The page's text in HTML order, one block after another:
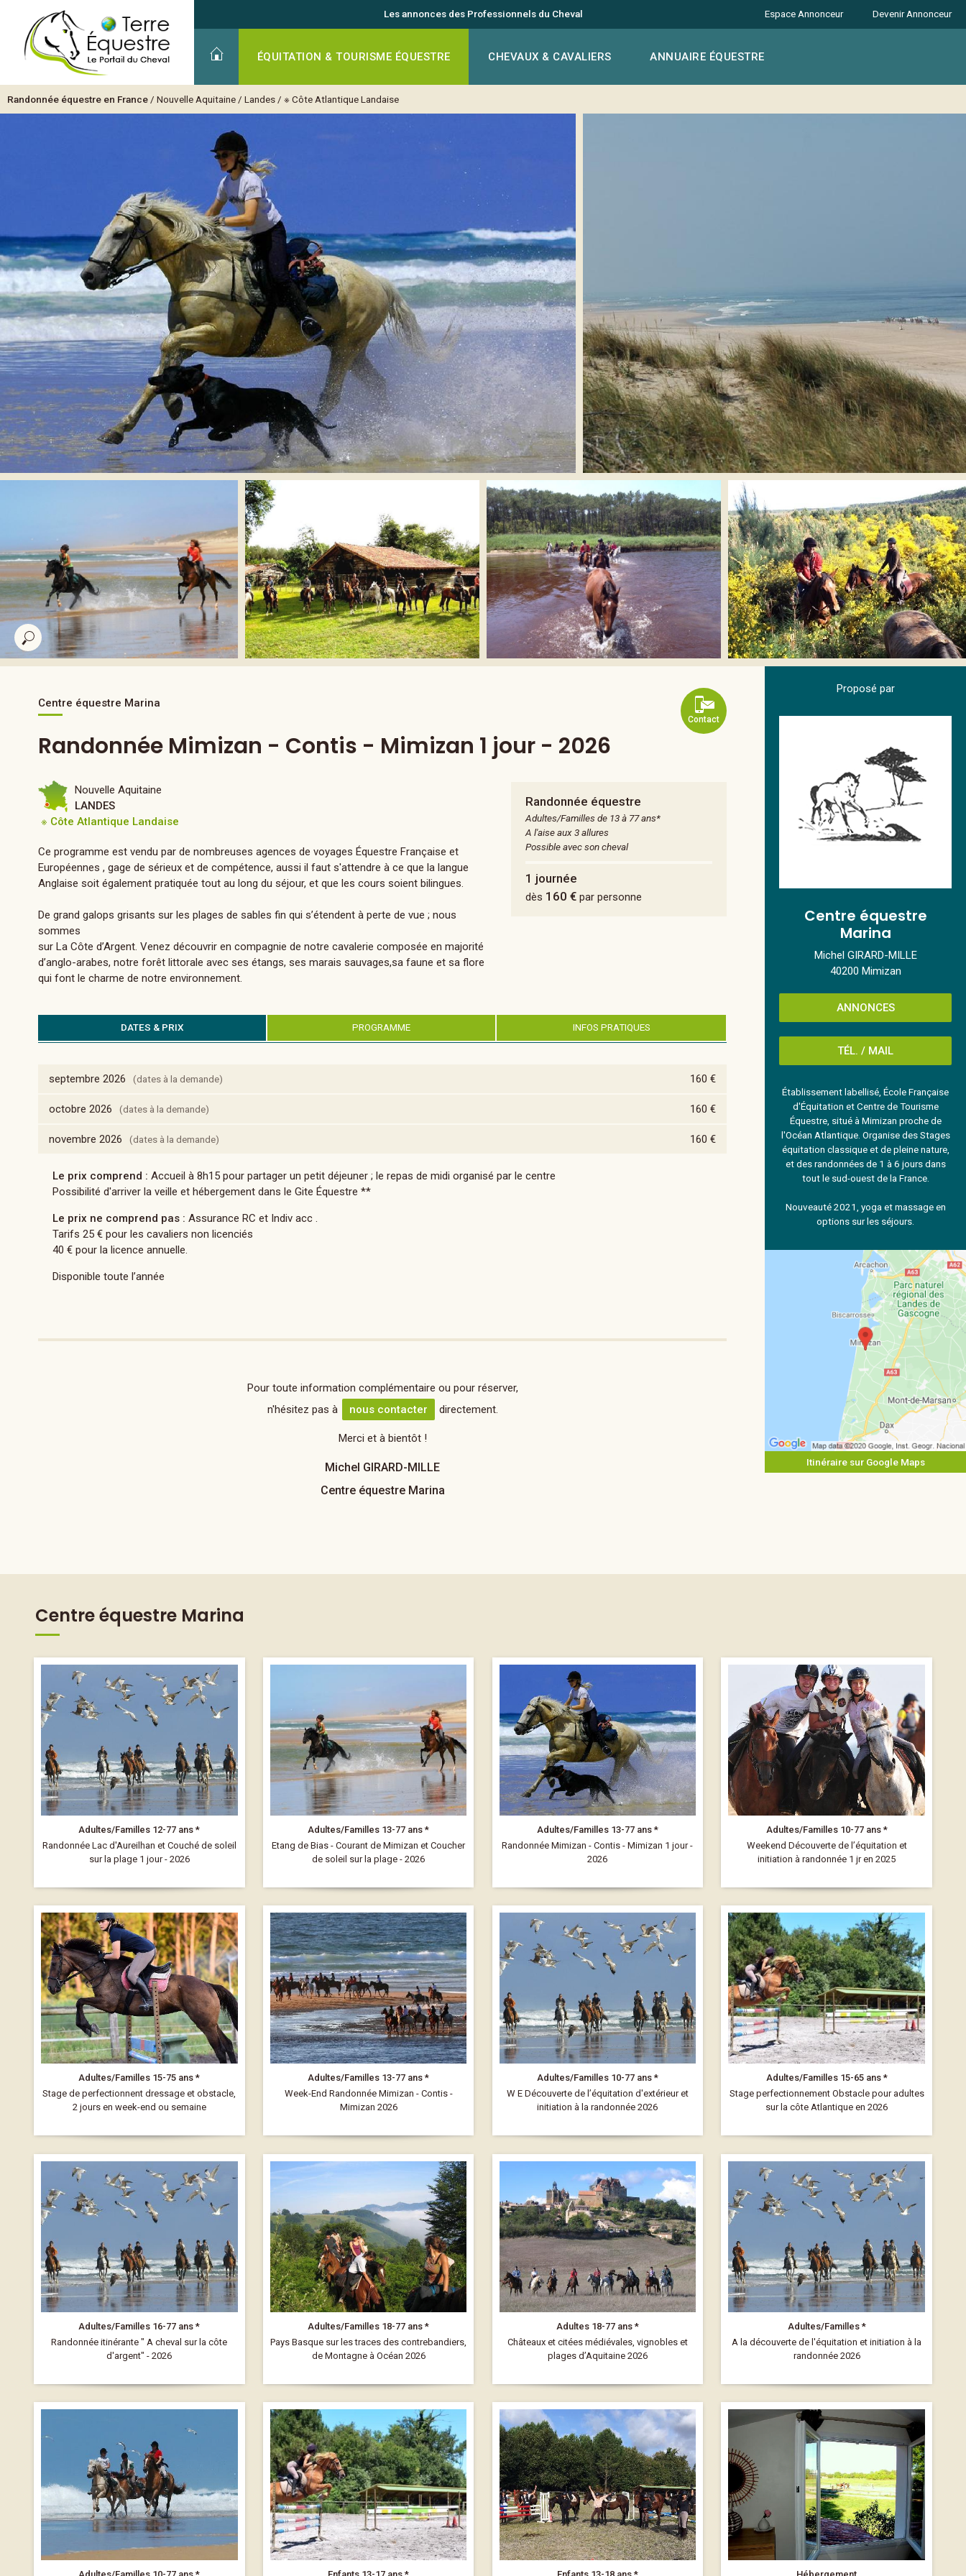
Les annonces des Professionnels du Cheval
ÉQUITATION & TOURISME ÉQUESTRE CHEVAUX & CAVALIERS ANNUAIRE ÉQUESTRE
Espace Annonceur Devenir Annonceur
Randonnée équestre en France / Nouvelle Aquitaine / Landes / ※ Côte Atlantique Landaise
Contact
Centre équestre Marina
Randonnée Mimizan - Contis - Mimizan 1 jour - 2026
Randonnée équestre
Adultes/Familles de 13 à 77 ans*
A l'aise aux 3 allures
Possible avec son cheval
1 journée
dès 160 €par personne
Nouvelle Aquitaine
LANDES
※ Côte Atlantique Landaise
Ce programme est vendu par de nombreuses agences de voyages Équestre Française et
Européennes , gage de sérieux et de compétence, aussi il faut s'attendre à ce que la langue
Anglaise soit également pratiquée tout au long du séjour, et que les cours soient bilingues.
De grand galops grisants sur les plages de sables fin qui s’étendent à perte de vue ; nous
sommes
sur La Côte d’Argent. Venez découvrir en compagnie de notre cavalerie composée en majorité
d’anglo-arabes, notre forêt littorale avec ses étangs, ses marais sauvages,sa faune et sa flore
qui font le charme de notre environnement.
DATES & PRIX PROGRAMME INFOS PRATIQUES
septembre 2026 160 €
(dates à la demande)
octobre 2026 160 €
(dates à la demande)
novembre 2026 160 €
(dates à la demande)
Le prix comprend : Accueil à 8h15 pour partager un petit déjeuner ; le repas de midi organisé par le centre
Possibilité d'arriver la veille et hébergement dans le Gite Équestre **
Le prix ne comprend pas : Assurance RC et Indiv acc .
Tarifs 25 € pour les cavaliers non licenciés
40 € pour la licence annuelle.
Disponible toute l’année
Pour toute information complémentaire ou pour réserver,
n'hésitez pas à
nous contacter directement.
Merci et à bientôt !
Michel GIRARD-MILLE
Centre équestre Marina
Proposé par
Centre équestre
Marina
Michel GIRARD-MILLE
40200 Mimizan
ANNONCES
TÉL. / MAIL
Établissement labellisé, École Française
d'Équitation et Centre de Tourisme
Équestre, situé à Mimizan proche de
l'Océan Atlantique. Organise des Stages
équitation classique et de pleine nature,
et des randonnées de 1 à 6 jours dans
tout le sud-ouest de la France.
Nouveauté 2021, yoga et massage en
options sur les séjours.
Itinéraire sur Google Maps
Centre équestre Marina
Adultes/Familles 12-77 ans *
Randonnée Lac d'Aureilhan et Couché de soleil
sur la plage 1 jour - 2026
Adultes/Familles 13-77 ans *
Etang de Bias - Courant de Mimizan et Coucher
de soleil sur la plage - 2026
Adultes/Familles 13-77 ans *
Randonnée Mimizan - Contis - Mimizan 1 jour -
2026
Adultes/Familles 10-77 ans *
Weekend Découverte de l’équitation et
initiation à randonnée 1 jr en 2025
Adultes/Familles 15-75 ans *
Stage de perfectionnent dressage et obstacle,
2 jours en week-end ou semaine
Adultes/Familles 13-77 ans *
Week-End Randonnée Mimizan - Contis -
Mimizan 2026
Adultes/Familles 10-77 ans *
W E Découverte de l’équitation d'extérieur et
initiation à la randonnée 2026
Adultes/Familles 15-65 ans *
Stage perfectionnement Obstacle pour adultes
sur la côte Atlantique en 2026
Adultes/Familles 16-77 ans *
Randonnée itinérante " A cheval sur la côte
d'argent" - 2026
Adultes/Familles 18-77 ans *
Pays Basque sur les traces des contrebandiers,
de Montagne à Océan 2026
Adultes 18-77 ans *
Châteaux et citées médiévales, vignobles et
plages d’Aquitaine 2026
Adultes/Familles *
A la découverte de l'équitation et initiation à la
randonnée 2026